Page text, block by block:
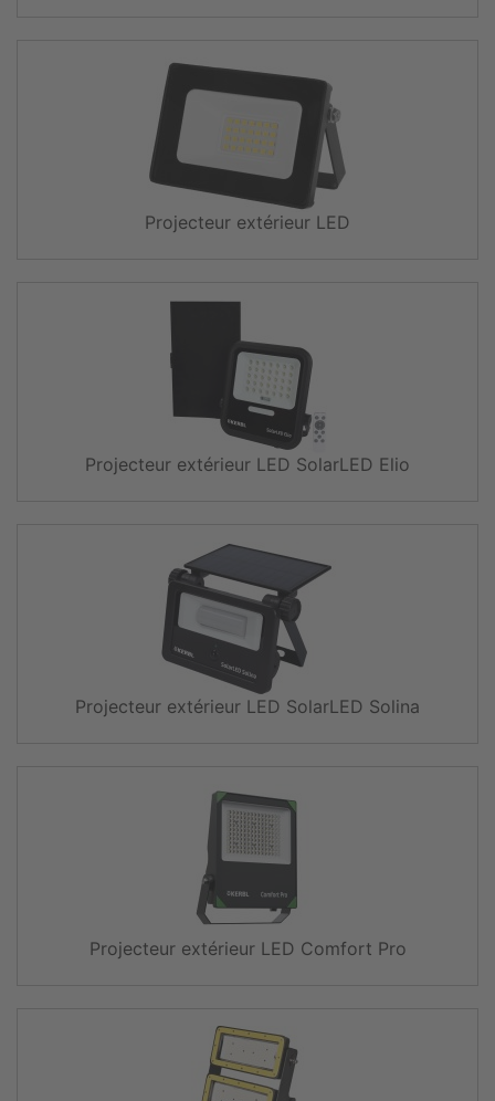
Projecteur extérieur LED
Projecteur extérieur LED SolarLED Elio
Projecteur extérieur LED SolarLED Solina
Projecteur extérieur LED Comfort Pro